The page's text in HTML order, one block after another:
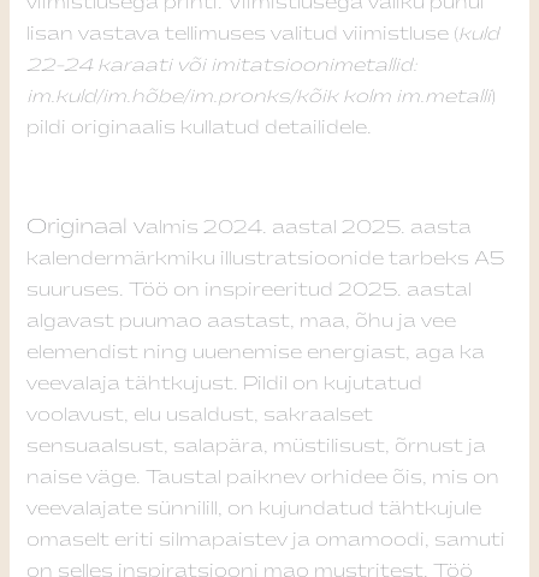
lisan vastava tellimuses valitud viimistluse ( kuld
22-24 karaati või imitatsioonimetallid:
im.kuld/im.hõbe/im.pronks/kõik kolm im.metalli)
pildi originaalis kullatud detailidele.
Originaal valmis 2024. aastal 2025. aasta
kalendermärkmiku illustratsioonide tarbeks A5
suuruses. Töö on inspireeritud 2025. aastal
algavast puumao aastast, maa, õhu ja vee
elemendist ning uuenemise energiast, aga ka
veevalaja tähtkujust. Pildil on kujutatud
voolavust, elu usaldust, sakraalset
sensuaalsust, salapära, müstilisust, õrnust ja
naise väge. Taustal paiknev orhidee õis, mis on
veevalajate sünnilill, on kujundatud tähtkujule
omaselt eriti silmapaistev ja omamoodi, samuti
on selles inspiratsiooni mao mustritest. Töö